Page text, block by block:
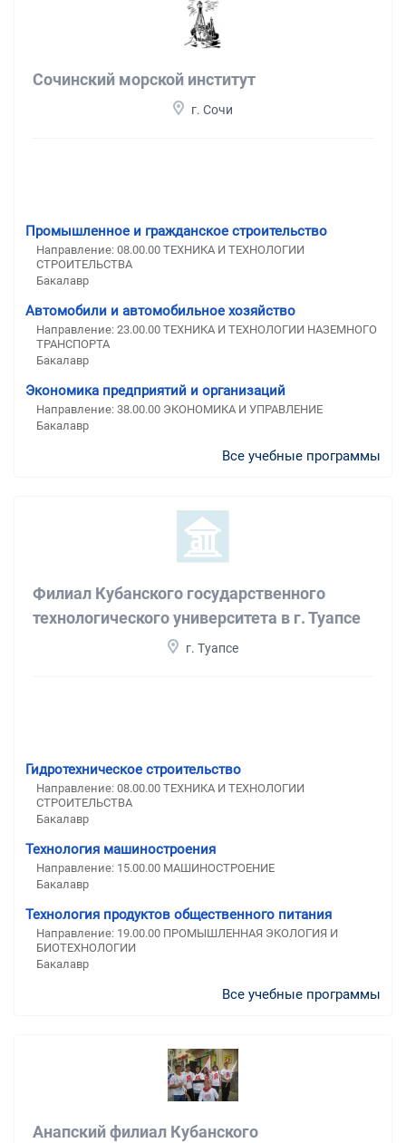
Сочинский морской институт
г. Сочи
Промышленное и гражданское строительство
Направление: 08.00.00 ТЕХНИКА И ТЕХНОЛОГИИ
СТРОИТЕЛЬСТВА
Бакалавр
Автомобили и автомобильное хозяйство
Направление: 23.00.00 ТЕХНИКА И ТЕХНОЛОГИИ НАЗЕМНОГО
ТРАНСПОРТА
Бакалавр
Экономика предприятий и организаций
Направление: 38.00.00 ЭКОНОМИКА И УПРАВЛЕНИЕ
Бакалавр
Все учебные программы
Филиал Кубанского государственного
технологического университета в г. Туапсе
г. Туапсе
Гидротехническое строительство
Направление: 08.00.00 ТЕХНИКА И ТЕХНОЛОГИИ
СТРОИТЕЛЬСТВА
Бакалавр
Технология машиностроения
Направление: 15.00.00 МАШИНОСТРОЕНИЕ
Бакалавр
Технология продуктов общественного питания
Направление: 19.00.00 ПРОМЫШЛЕННАЯ ЭКОЛОГИЯ И
БИОТЕХНОЛОГИИ
Бакалавр
Все учебные программы
Анапский филиал Кубанского